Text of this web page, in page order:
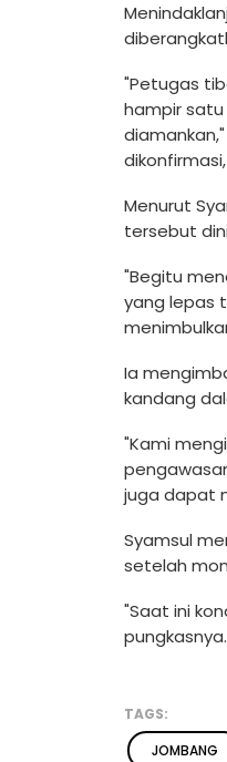
"Petugas
hampir
Menurut
tersebut
"Begitu
yang lepas
Ia
kandang
"Kami
juga dapat
Syamsul
setelah
"Saat ini
TAGS:
JOMBANG